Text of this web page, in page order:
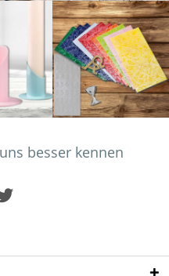
besser kennen